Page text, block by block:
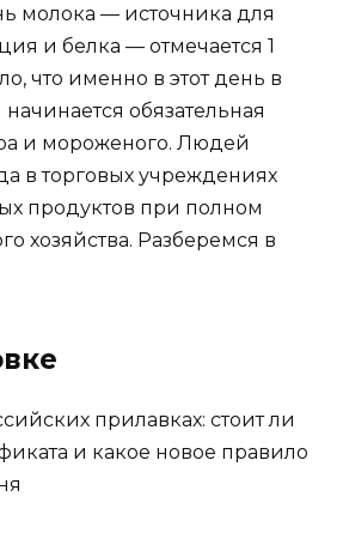
молока — источника для
и белка — отмечается 1
что именно в этот день в
обязательная
и мороженого. Людей
в торговых учреждениях
продуктов при полном
хозяйства. Разберемся в